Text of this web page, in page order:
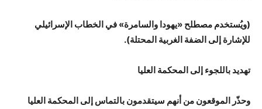
(ويُستخدم مصطلح «يهودا والسامرة» في الخطاب الإسرائيلي
للإشارة إلى الضفة الغربية المحتلة).
تهديد باللجوء إلى المحكمة العليا
وحذّر الموقعون من أنهم سيتقدمون بالتماس إلى المحكمة العليا